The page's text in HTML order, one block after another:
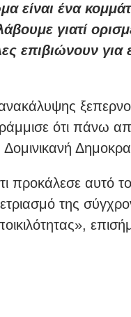
είναι ένα
γιατί
επιβιώνουν
ότι πάνω
προκάλεσε αυτό το
της